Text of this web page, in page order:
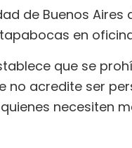
de Buenos
en
que se
no acredite ser
necesiten